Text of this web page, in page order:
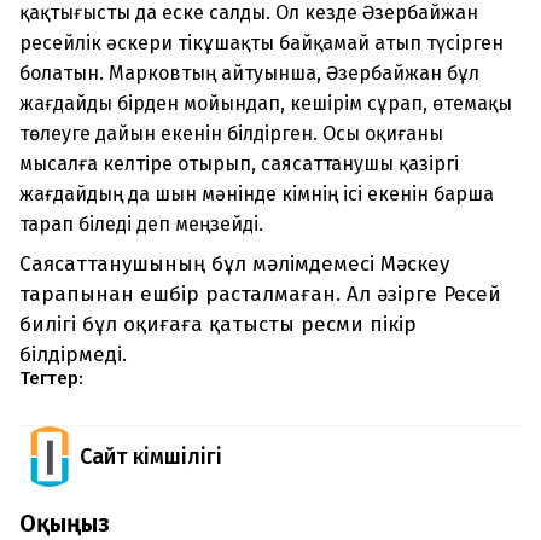
қақтығысты да еске салды. Ол кезде Әзербайжан
ресейлік әскери тікұшақты байқамай атып түсірген
болатын. Марковтың айтуынша, Әзербайжан бұл
жағдайды бірден мойындап, кешірім сұрап, өтемақы
төлеуге дайын екенін білдірген. Осы оқиғаны
мысалға келтіре отырып, саясаттанушы қазіргі
жағдайдың да шын мәнінде кімнің ісі екенін барша
тарап біледі деп меңзейді.
Саясаттанушының бұл мәлімдемесі Мәскеу
тарапынан ешбір расталмаған. Ал әзірге Ресей
билігі бұл оқиғаға қатысты ресми пікір
білдірмеді.
Тегтер:
Сайт Әкімшілігі
Оқыңыз